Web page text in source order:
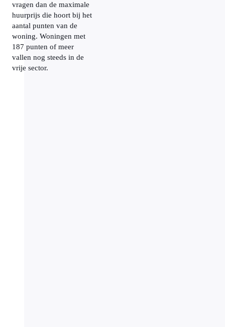
vragen dan de maximale
huurprijs die hoort bij het
aantal punten van de
woning. Woningen met
187 punten of meer
vallen nog steeds in de
vrije sector.